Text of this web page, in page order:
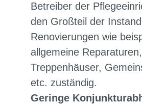
Betreiber der
den Großteil der
Renovierungen wie
allgemeine
Treppenhäuser,
etc. zuständig.
Geringe